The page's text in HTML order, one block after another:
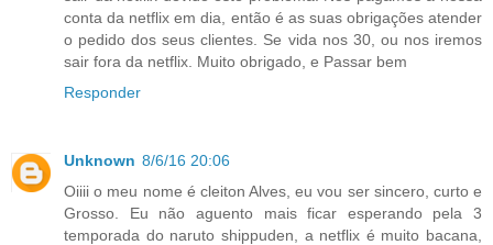
conta da netflix em dia, então é as suas obrigações atender
o pedido dos seus clientes. Se vida nos 30, ou nos iremos
sair fora da netflix. Muito obrigado, e Passar bem
Responder
Unknown 8/6/16 20:06
Oiiii o meu nome é cleiton Alves, eu vou ser sincero, curto e
Grosso. Eu não aguento mais ficar esperando pela 3
temporada do naruto shippuden, a netflix é muito bacana,